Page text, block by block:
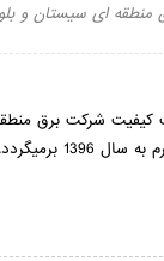
ای سیستان و
کیفیت شرکت برق
برمیگردد.